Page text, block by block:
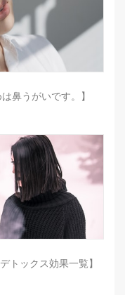
鼻うがいです。】
トックス効果一覧】